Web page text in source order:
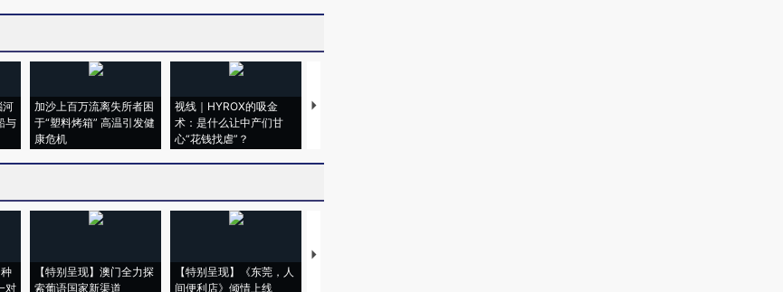
河
与
加沙上百万流离失所者困
于“塑料烤箱” 高温引发健
康危机
视线｜HYROX的吸金
术：是什么让中产们甘
心“花钱找虐”？
马航飞行员跨国走私7万
对
【特别呈现】澳门全力探
索葡语国家新渠道
【特别呈现】《东莞，人
间便利店》倾情上线
【推广】走进第四届链博